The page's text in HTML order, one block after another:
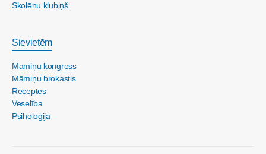
Skolēnu klubiņš
Sievietēm
Māmiņu kongress
Māmiņu brokastis
Receptes
Veselība
Psiholoģija